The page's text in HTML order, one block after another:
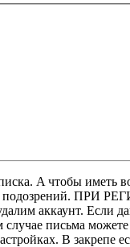
A чтобы иметь
подозрений. ПРИ
аккаунт. Если
письма
В закрепе